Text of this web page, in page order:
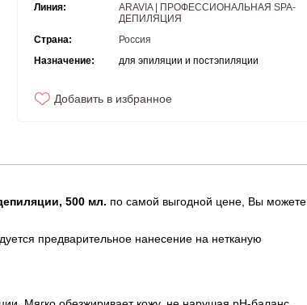
Линия:
ARAVIA | ПРОФЕССИОНАЛЬНАЯ SPA-
ДЕПИЛЯЦИЯ
Страна:
Россия
Назначение:
для эпиляции и постэпиляции
Добавить в избранное
500 мл. по самой выгодной цене, Вы можете
предварительное нанесение на нетканую